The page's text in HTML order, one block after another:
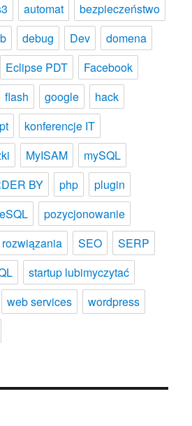
automat
bezpieczeństwo
debug Dev
domena
Eclipse PDT
Facebook
flash google
hack
konferencje IT
MyISAM
mySQL
BY php
plugin
pozycjonowanie
rozwiązania SEO
SERP
startup lubimyczytać
web services
wordpress